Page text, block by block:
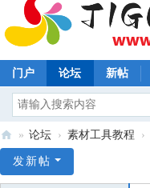
门户 论坛 新帖
1
» 论坛 › 素材工具教程 ›
发新帖